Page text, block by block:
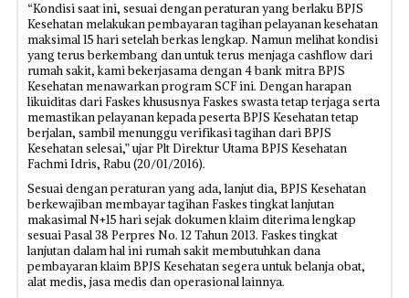
“Kondisi saat ini, sesuai dengan peraturan yang berlaku BPJS
Kesehatan melakukan pembayaran tagihan pelayanan kesehatan
maksimal 15 hari setelah berkas lengkap. Namun melihat kondisi
yang terus berkembang dan untuk terus menjaga cashflow dari
rumah sakit, kami bekerjasama dengan 4 bank mitra BPJS
Kesehatan menawarkan program SCF ini. Dengan harapan
likuiditas dari Faskes khususnya Faskes swasta tetap terjaga serta
memastikan pelayanan kepada peserta BPJS Kesehatan tetap
berjalan, sambil menunggu verifikasi tagihan dari BPJS
Kesehatan selesai,” ujar Plt Direktur Utama BPJS Kesehatan
Fachmi Idris, Rabu (20/01/2016).
Sesuai dengan peraturan yang ada, lanjut dia, BPJS Kesehatan
berkewajiban membayar tagihan Faskes tingkat lanjutan
makasimal N+15 hari sejak dokumen klaim diterima lengkap
sesuai Pasal 38 Perpres No. 12 Tahun 2013. Faskes tingkat
lanjutan dalam hal ini rumah sakit membutuhkan dana
pembayaran klaim BPJS Kesehatan segera untuk belanja obat,
alat medis, jasa medis dan operasional lainnya.